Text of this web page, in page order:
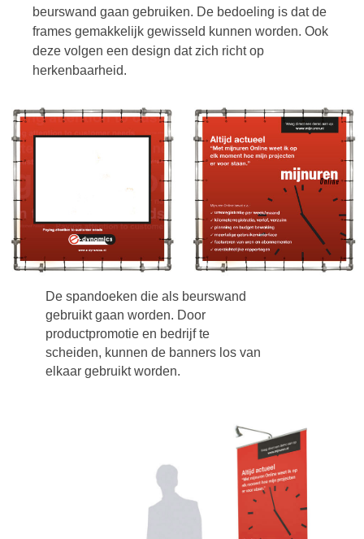
beurswand gaan gebruiken. De bedoeling is dat de
frames gemakkelijk gewisseld kunnen worden. Ook
deze volgen een design dat zich richt op
herkenbaarheid.
De spandoeken die als beurswand
gebruikt gaan worden. Door
productpromotie en bedrijf te
scheiden, kunnen de banners los van
elkaar gebruikt worden.